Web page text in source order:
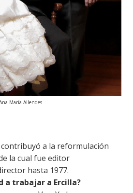
María Allendes
contribuyó a la reformulación
la cual fue editor
hasta 1977.
a trabajar a Ercilla?